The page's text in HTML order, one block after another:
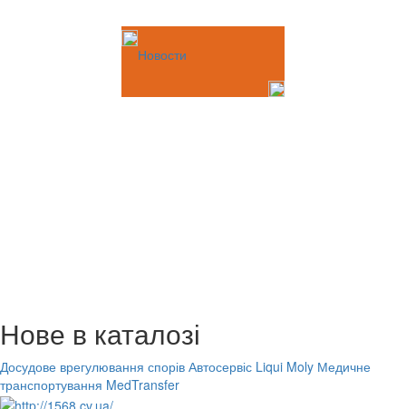
Новости
Нове в каталозі
Досудове врегулювання спорів Автосервіс Liqui Moly Медичне
транспортування MedTransfer